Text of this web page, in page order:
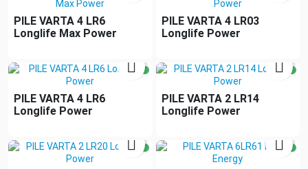
PILE VARTA 4 LR6
Longlife Max Power
PILE VARTA 4 LR03
Longlife Power

PILE VARTA 4 LR6
Longlife Power

PILE VARTA 2 LR14
Longlife Power
 